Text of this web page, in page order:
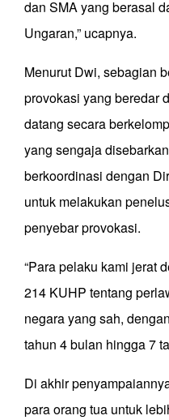
dan SMA yang berasal
Ungaran,” ucapnya.
Menurut Dwi, sebagian
provokasi yang beredar
datang secara
yang sengaja
berkoordinasi dengan
untuk melakukan
penyebar provokasi.
“Para pelaku kami jerat
214 KUHP tentang
negara yang sah,
tahun 4 bulan hingga 7
Di akhir
para orang tua untuk